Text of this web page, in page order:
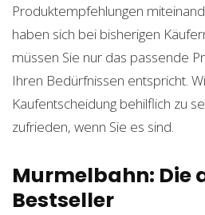
Produktempfehlungen
haben sich bei bisherigen
müssen Sie nur das passende
Ihren Bedürfnissen entspricht.
Kaufentscheidung behilflich zu
zufrieden, wenn Sie es sind.
Murmelbahn: Die
Bestseller